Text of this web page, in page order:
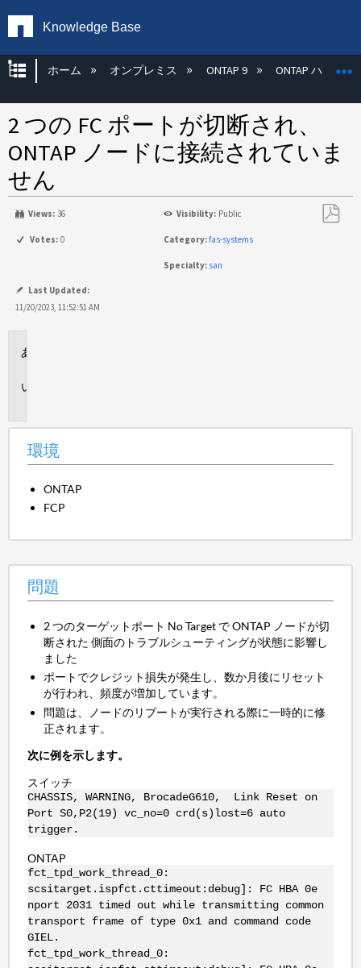
Knowledge Base
グローバル階層を展開/折りたたむ
ホーム オンプレミス ONTAP 9 ONTAP ハード
2 つの FC ポートが切断され、
ONTAP ノードに接続されていま
せん
Views: 36 Visibility: Public
Votes: 0 Category:fas-systems
Specialty: san
Last Updated:
11/20/2023, 11:52:51 AM
環境
ONTAP
FCP
問題
2 つのターゲットポート No Target で ONTAP ノードが切
断された 側面のトラブルシューティングが状態に影響し
ました
ポートでクレジット損失が発生し、数か月後にリセット
が行われ、頻度が増加しています。
問題は、ノードのリブートが実行される際に一時的に修
正されます。
次に例を示します。
スイッチ
CHASSIS, WARNING, BrocadeG610, Link Reset on
Port S0,P2(19) vc_no=0 crd(s)lost=6 auto
trigger.
ONTAP
fct_tpd_work_thread_0:
scsitarget.ispfct.cttimeout:debug]: FC HBA 0e
nport 2031 timed out while transmitting common
transport frame of type 0x1 and command code
GIEL.
fct_tpd_work_thread_0: